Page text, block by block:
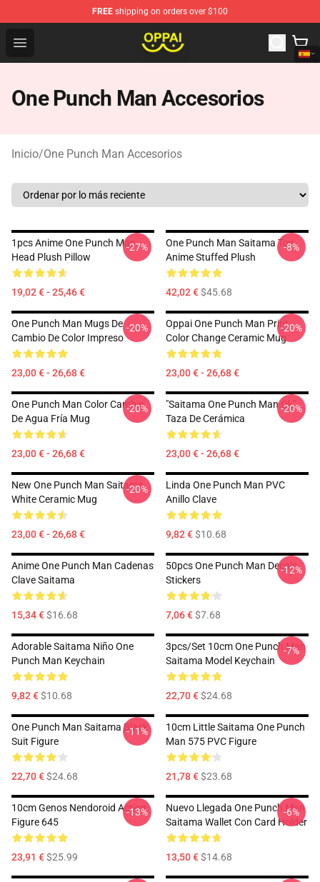
FREE shipping on orders over $100
Open menu
Oppai Store - Official Oppai Merchandise Shop
One Punch Man Accesorios
Inicio/One Punch Man Accesorios
1pcs Anime One Punch Man
Head Plush Pillow
19,02 € - 25,46 €
-27%
One Punch Man Saitama Toy
Anime Stuffed Plush
42,02 €$45.68
-8%
One Punch Man Mugs De
Cambio De Color Impreso
23,00 € - 26,68 €
-20%
Oppai One Punch Man Print
Color Change Ceramic Mug
23,00 € - 26,68 €
-20%
One Punch Man Color Cambio
De Agua Fría Mug
23,00 € - 26,68 €
-20%
"Saitama One Punch Man Ok"
Taza De Cerámica
23,00 € - 26,68 €
-20%
New One Punch Man Saitama
White Ceramic Mug
23,00 € - 26,68 €
-20%
Linda One Punch Man PVC
Anillo Clave
9,82 €$10.68
Anime One Punch Man Cadenas
Clave Saitama
15,34 €$16.68
50pcs One Punch Man Decals
Stickers
7,06 €$7.68
-12%
Adorable Saitama Niño One
Punch Man Keychain
9,82 €$10.68
3pcs/set 10cm One Punch Man
Saitama Model Keychain
22,70 €$24.68
-7%
One Punch Man Saitama Black
Suit Figure
22,70 €$24.68
-11%
10cm Little Saitama One Punch
Man 575 PVC Figure
21,78 €$23.68
10cm Genos Nendoroid Action
Figure 645
23,91 €$25.99
-13%
Nuevo Llegada One Punch Man
Saitama Wallet Con Card Holder
13,50 €$14.68
-6%